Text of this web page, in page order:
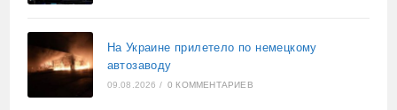
На Украине прилетело по немецкому
автозаводу
09.08.2026 / 0 КОММЕНТАРИЕВ